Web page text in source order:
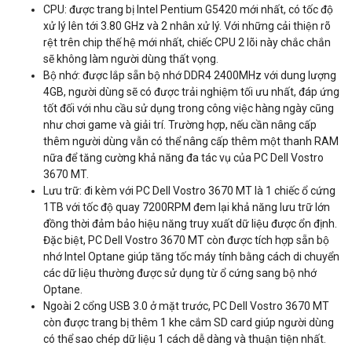
CPU: được trang bị Intel Pentium G5420 mới nhất, có tốc độ
xử lý lên tới 3.80 GHz và 2 nhân xử lý. Với những cải thiện rõ
rệt trên chip thế hệ mới nhất, chiếc CPU 2 lõi này chắc chắn
sẽ không làm người dùng thất vọng.
Bộ nhớ: được lắp sẵn bộ nhớ DDR4 2400MHz với dung lượng
4GB, người dùng sẽ có được trải nghiệm tối ưu nhất, đáp ứng
tốt đối với nhu cầu sử dụng trong công việc hàng ngày cũng
như chơi game và giải trí. Trường hợp, nếu cần nâng cấp
thêm người dùng vẫn có thể nâng cấp thêm một thanh RAM
nữa để tăng cường khả năng đa tác vụ của PC Dell Vostro
3670 MT.
Lưu trữ: đi kèm với PC Dell Vostro 3670 MT là 1 chiếc ổ cứng
1TB với tốc độ quay 7200RPM đem lại khả năng lưu trữ lớn
đồng thời đảm bảo hiệu năng truy xuất dữ liệu được ổn định.
Đặc biệt, PC Dell Vostro 3670 MT còn được tích hợp sẵn bộ
nhớ Intel Optane giúp tăng tốc máy tính bằng cách di chuyển
các dữ liệu thường được sử dụng từ ổ cứng sang bộ nhớ
Optane.
Ngoài 2 cổng USB 3.0 ở mặt trước, PC Dell Vostro 3670 MT
còn được trang bị thêm 1 khe cắm SD card giúp người dùng
có thể sao chép dữ liệu 1 cách dễ dàng và thuận tiện nhất.